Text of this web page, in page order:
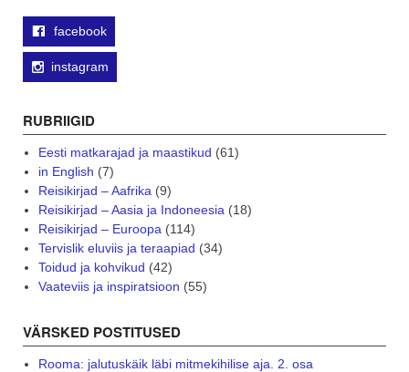
facebook
instagram
RUBRIIGID
Eesti matkarajad ja maastikud (61)
in English (7)
Reisikirjad – Aafrika (9)
Reisikirjad – Aasia ja Indoneesia (18)
Reisikirjad – Euroopa (114)
Tervislik eluviis ja teraapiad (34)
Toidud ja kohvikud (42)
Vaateviis ja inspiratsioon (55)
VÄRSKED POSTITUSED
Rooma: jalutuskäik läbi mitmekihilise aja. 2. osa